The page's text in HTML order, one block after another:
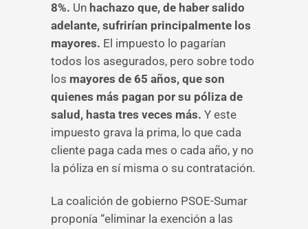
8%. Un hachazo que, de haber salido
adelante, sufrirían principalmente los
mayores. El impuesto lo pagarían
todos los asegurados, pero sobre todo
los mayores de 65 años, que son
quienes más pagan por su póliza de
salud, hasta tres veces más. Y este
impuesto grava la prima, lo que cada
cliente paga cada mes o cada año, y no
la póliza en sí misma o su contratación.
La coalición de gobierno PSOE-Sumar
proponía “eliminar la exención a las